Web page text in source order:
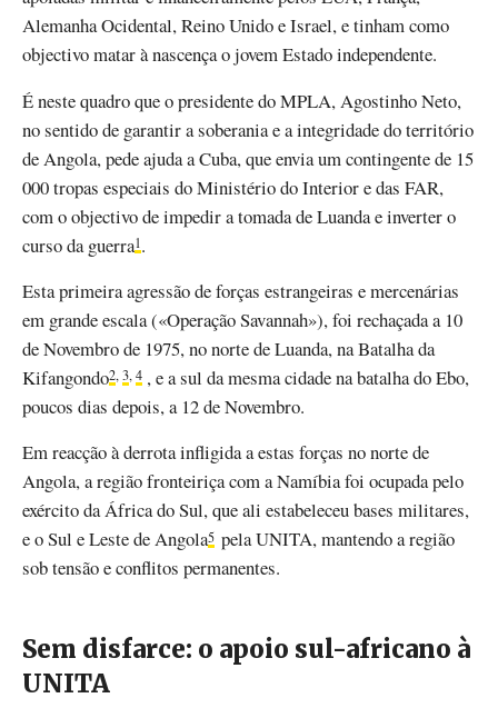
Alemanha Ocidental, Reino Unido e Israel, e tinham como
objectivo matar à nascença o jovem Estado independente.
É neste quadro que o presidente do MPLA, Agostinho Neto,
no sentido de garantir a soberania e a integridade do território
de Angola, pede ajuda a Cuba, que envia um contingente de 15
000 tropas especiais do Ministério do Interior e das FAR,
com o objectivo de impedir a tomada de Luanda e inverter o
curso da guerra1.
Esta primeira agressão de forças estrangeiras e mercenárias
em grande escala («Operação Savannah»), foi rechaçada a 10
de Novembro de 1975, no norte de Luanda, na Batalha da
Kifangondo2,3,4 , e a sul da mesma cidade na batalha do Ebo,
poucos dias depois, a 12 de Novembro.
Em reacção à derrota infligida a estas forças no norte de
Angola, a região fronteiriça com a Namíbia foi ocupada pelo
exército da África do Sul, que ali estabeleceu bases militares,
e o Sul e Leste de Angola5 pela UNITA, mantendo a região
sob tensão e conflitos permanentes.
Sem disfarce: o apoio sul-africano à
UNITA